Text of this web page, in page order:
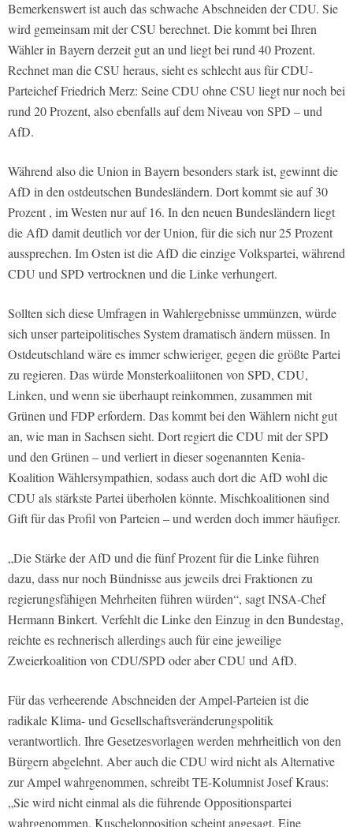
Bemerkenswert ist auch das schwache Abschneiden der CDU. Sie
wird gemeinsam mit der CSU berechnet. Die kommt bei Ihren
Wähler in Bayern derzeit gut an und liegt bei rund 40 Prozent.
Rechnet man die CSU heraus, sieht es schlecht aus für CDU-
Parteichef Friedrich Merz: Seine CDU ohne CSU liegt nur noch bei
rund 20 Prozent, also ebenfalls auf dem Niveau von SPD – und
AfD.
Während also die Union in Bayern besonders stark ist, gewinnt die
AfD in den ostdeutschen Bundesländern. Dort kommt sie auf 30
Prozent , im Westen nur auf 16. In den neuen Bundesländern liegt
die AfD damit deutlich vor der Union, für die sich nur 25 Prozent
aussprechen. Im Osten ist die AfD die einzige Volkspartei, während
CDU und SPD vertrocknen und die Linke verhungert.
Sollten sich diese Umfragen in Wahlergebnisse ummünzen, würde
sich unser parteipolitisches System dramatisch ändern müssen. In
Ostdeutschland wäre es immer schwieriger, gegen die größte Partei
zu regieren. Das würde Monsterkoaliitonen von SPD, CDU,
Linken, und wenn sie überhaupt reinkommen, zusammen mit
Grünen und FDP erfordern. Das kommt bei den Wählern nicht gut
an, wie man in Sachsen sieht. Dort regiert die CDU mit der SPD
und den Grünen – und verliert in dieser sogenannten Kenia-
Koalition Wählersympathien, sodass auch dort die AfD wohl die
CDU als stärkste Partei überholen könnte. Mischkoalitionen sind
Gift für das Profil von Parteien – und werden doch immer häufiger.
„Die Stärke der AfD und die fünf Prozent für die Linke führen
dazu, dass nur noch Bündnisse aus jeweils drei Fraktionen zu
regierungsfähigen Mehrheiten führen würden“, sagt INSA-Chef
Hermann Binkert. Verfehlt die Linke den Einzug in den Bundestag,
reichte es rechnerisch allerdings auch für eine jeweilige
Zweierkoalition von CDU/SPD oder aber CDU und AfD.
Für das verheerende Abschneiden der Ampel-Parteien ist die
radikale Klima- und Gesellschaftsveränderungspolitik
verantwortlich. Ihre Gesetzesvorlagen werden mehrheitlich von den
Bürgern abgelehnt. Aber auch die CDU wird nicht als Alternative
zur Ampel wahrgenommen, schreibt TE-Kolumnist Josef Kraus:
„Sie wird nicht einmal als die führende Oppositionspartei
wahrgenommen. Kuschelopposition scheint angesagt. Eine